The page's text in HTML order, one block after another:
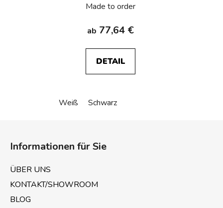
Made to order
ab 77,64 €
DETAIL
Weiß Schwarz
Informationen für Sie
ÜBER UNS
KONTAKT/SHOWROOM
BLOG